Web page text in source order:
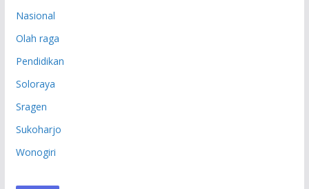
Nasional
Olah raga
Pendidikan
Soloraya
Sragen
Sukoharjo
Wonogiri